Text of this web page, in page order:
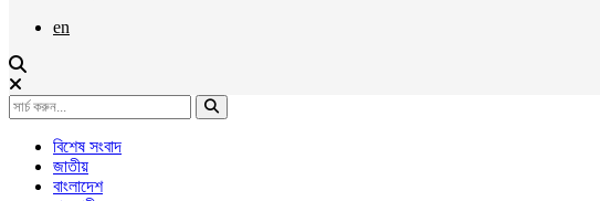
en
বিশেষ সংবাদ
জাতীয়
বাংলাদেশ